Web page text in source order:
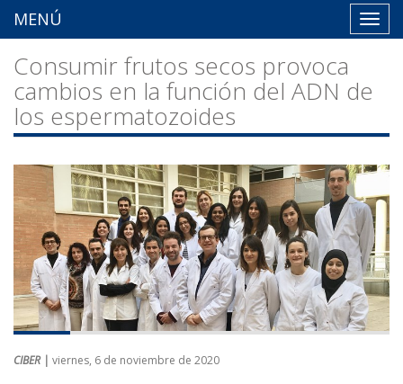
MENÚ
Consumir frutos secos provoca
cambios en la función del ADN de
los espermatozoides
CIBER | viernes, 6 de noviembre de 2020